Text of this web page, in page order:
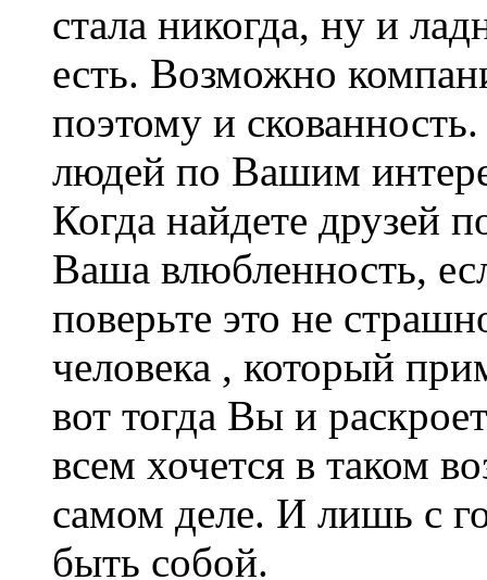
стала никогда, ну и
есть. Возможно
поэтому и
людей по Вашим
Когда найдете друзей
Ваша влюбленность,
поверьте это не
человека , который
вот тогда Вы и
всем хочется в таком
самом деле. И лишь с
быть собой.